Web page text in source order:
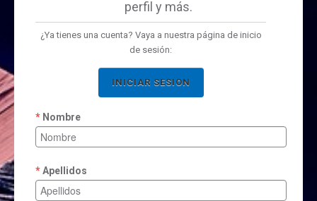
perfil y más.
¿Ya tienes una cuenta? Vaya a nuestra página de inicio
de sesión:
INICIAR SESION
Nombre
Apellidos